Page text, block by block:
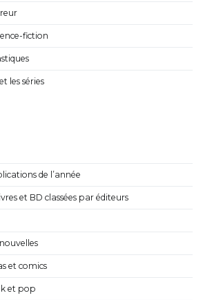
fiction
les séries
de l’année
et BD classées par éditeurs
et comics
et pop